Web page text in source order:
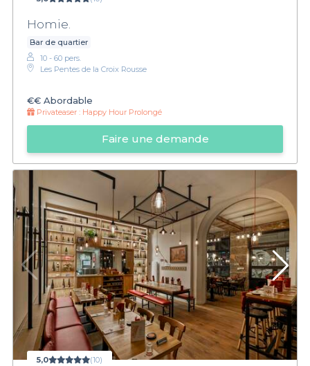
Homie.
Bar de quartier
10 - 60 pers.
Les Pentes de la Croix Rousse
€€ Abordable
Privateaser : Happy Hour Prolongé
Faire une demande
5,0 (10)